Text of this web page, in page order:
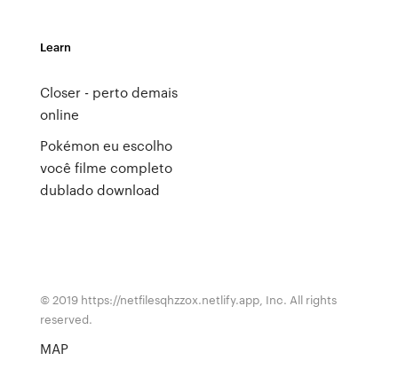
Learn
Closer - perto demais
online
Pokémon eu escolho
você filme completo
dublado download
© 2019 https://netfilesqhzzox.netlify.app, Inc. All rights
reserved.
MAP